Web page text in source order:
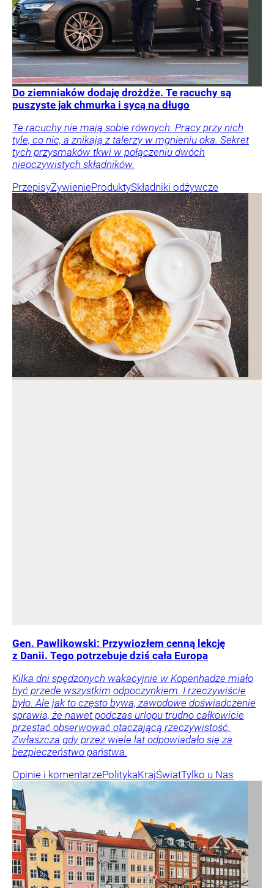
Do ziemniaków dodaję drożdże. Te racuchy są
puszyste jak chmurka i sycą na długo
Te racuchy nie mają sobie równych. Pracy przy nich
tyle, co nic, a znikają z talerzy w mgnieniu oka. Sekret
tych przysmaków tkwi w połączeniu dwóch
nieoczywistych składników.
PrzepisyŻywienieProduktySkładniki odżywcze
Gen. Pawlikowski: Przywiozłem cenną lekcję
z Danii. Tego potrzebuje dziś cała Europa
Kilka dni spędzonych wakacyjnie w Kopenhadze miało
być przede wszystkim odpoczynkiem. I rzeczywiście
było. Ale jak to często bywa, zawodowe doświadczenie
sprawia, że nawet podczas urlopu trudno całkowicie
przestać obserwować otaczającą rzeczywistość.
Zwłaszcza gdy przez wiele lat odpowiadało się za
bezpieczeństwo państwa.
Opinie i komentarzePolitykaKrajŚwiatTylko u Nas